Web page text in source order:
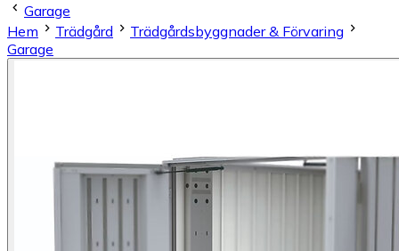
Garage
Hem
Trädgård
Trädgårdsbyggnader & Förvaring
Garage